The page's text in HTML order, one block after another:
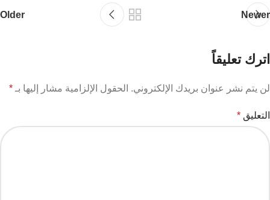
Newer
Older
اترك تعليقاً
لن يتم نشر عنوان بريدك الإلكتروني. الحقول الإلزامية مشار إليها بـ *
التعليق *